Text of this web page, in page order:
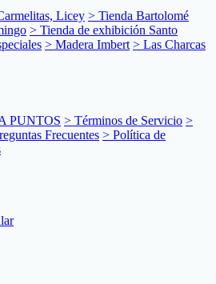
Licey > Tienda Bartolomé
> Tienda de exhibición Santo
> Madera Imbert > Las Charcas
PUNTOS > Términos de Servicio >
Frecuentes > Política de